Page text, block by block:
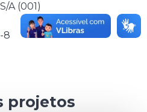
A (001)
8
projetos